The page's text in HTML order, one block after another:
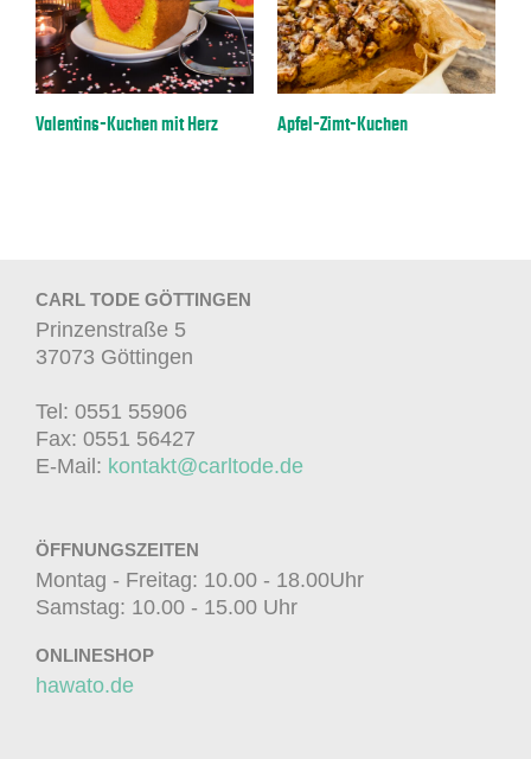
Valentins-Kuchen mit Herz Apfel-Zimt-Kuchen
CARL TODE GÖTTINGEN
Prinzenstraße 5
37073 Göttingen
Tel: 0551 55906
Fax: 0551 56427
E-Mail: kontakt@carltode.de
ÖFFNUNGSZEITEN
Montag - Freitag: 10.00 - 18.00Uhr
Samstag: 10.00 - 15.00 Uhr
ONLINESHOP
hawato.de